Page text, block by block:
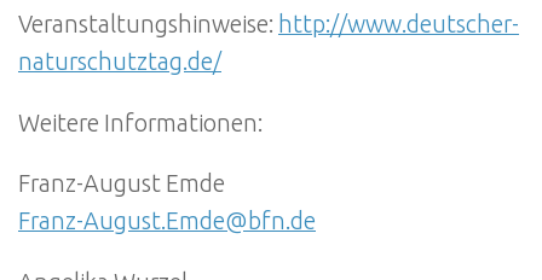
Veranstaltungshinweise: http://www.deutscher-
naturschutztag.de/
Weitere Informationen:
Franz-August Emde
Franz-August.Emde@bfn.de